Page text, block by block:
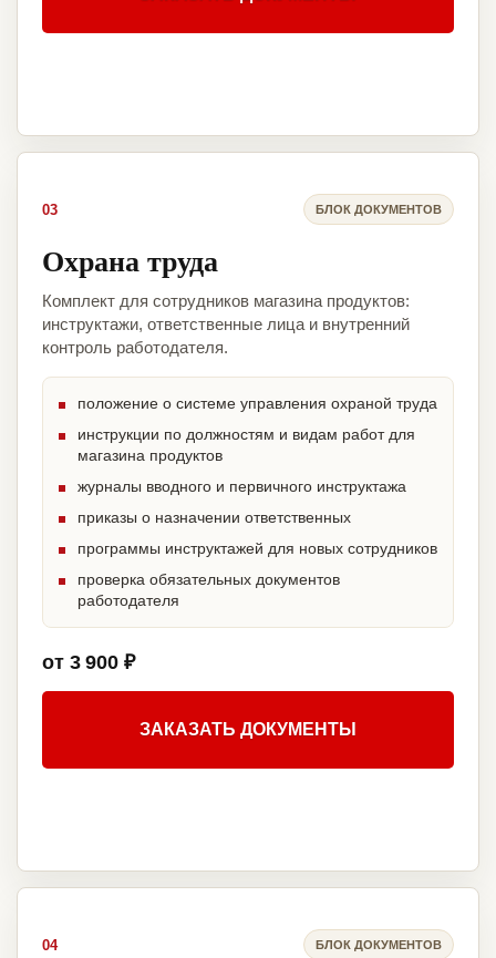
03 БЛОК ДОКУМЕНТОВ
Охрана труда
Комплект для сотрудников магазина продуктов:
инструктажи, ответственные лица и внутренний
контроль работодателя.
положение о системе управления охраной труда
инструкции по должностям и видам работ для
магазина продуктов
журналы вводного и первичного инструктажа
приказы о назначении ответственных
программы инструктажей для новых сотрудников
проверка обязательных документов
работодателя
от 3 900 ₽
ЗАКАЗАТЬ ДОКУМЕНТЫ
04 БЛОК ДОКУМЕНТОВ